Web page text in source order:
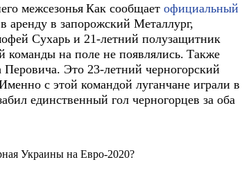
межсезоньяКак сообщает официальный
аренду в запорожский Металлург,
Сухарь и 21-летний полузащитник
на поле не появлялись. Также
Это 23-летний черногорский
с этой командой луганчане играли в
единственный гол черногорцев за оба
Украины на Евро-2020?